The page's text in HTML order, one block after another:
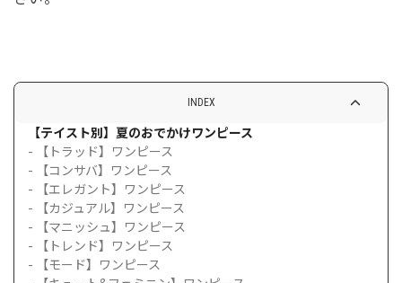
INDEX
【テイスト別】夏のおでかけワンピース
- 【トラッド】ワンピース
- 【コンサバ】ワンピース
- 【エレガント】ワンピース
- 【カジュアル】ワンピース
- 【マニッシュ】ワンピース
- 【トレンド】ワンピース
- 【モード】ワンピース